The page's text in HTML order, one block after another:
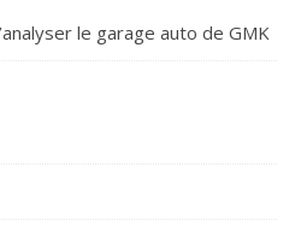
le garage auto de GMK